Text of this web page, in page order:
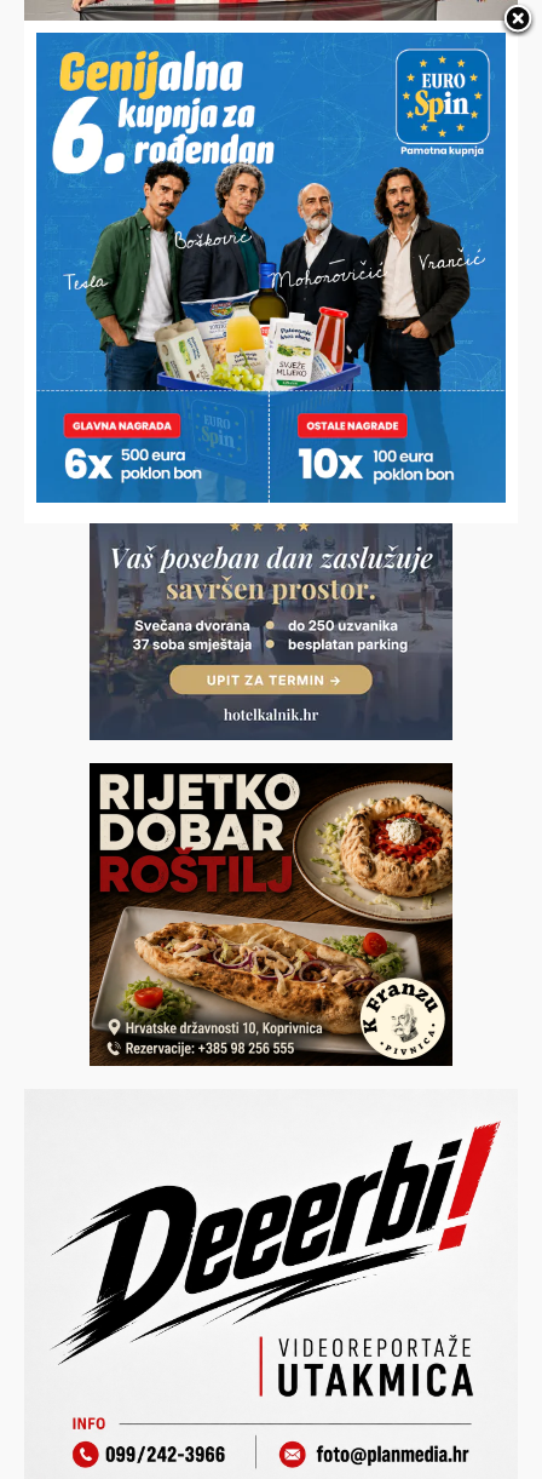
U LITVI OSVOJIO ZLATO
Koprivničanac novi europski prvak, digao 232,5 kilograma i
skinuo hrvatski rekord
POVIJESNI USPJEH U SAD-U
Koprivničanci osvojili svjetsko srebro u Houstonu